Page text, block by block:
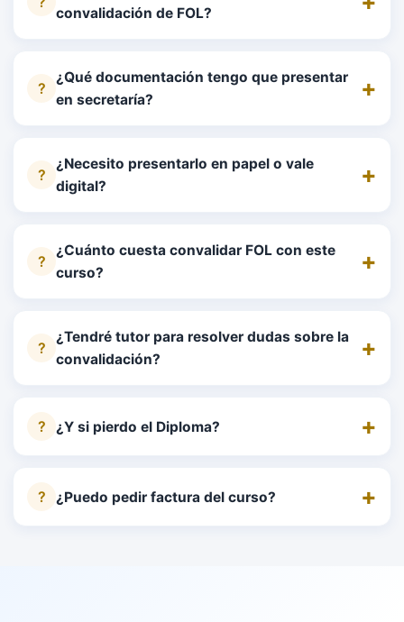
convalidación de FOL?
¿Qué documentación tengo que presentar
en secretaría?
¿Necesito presentarlo en papel o vale
digital?
¿Cuánto cuesta convalidar FOL con este
curso?
¿Tendré tutor para resolver dudas sobre la
convalidación?
¿Y si pierdo el Diploma?
¿Puedo pedir factura del curso?